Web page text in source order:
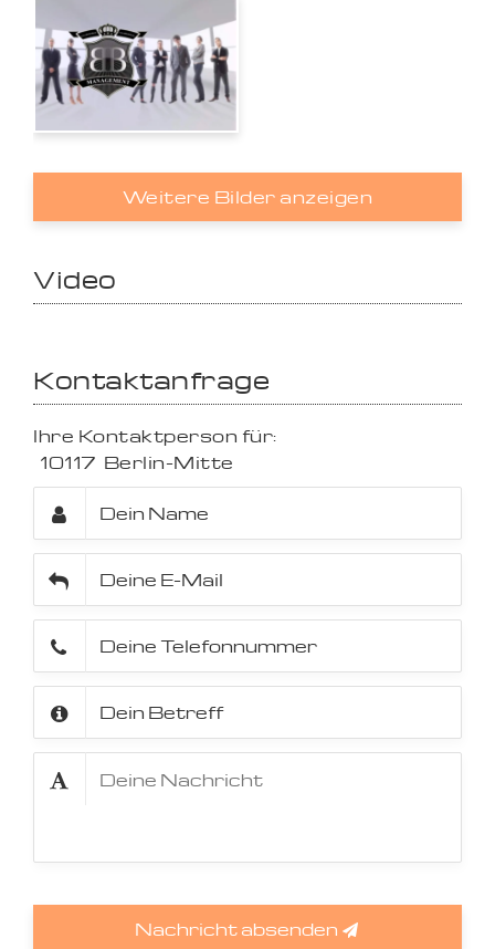
Weitere Bilder anzeigen
Video
Kontaktanfrage
Ihre Kontaktperson für:
10117 Berlin-Mitte
Nachricht absenden